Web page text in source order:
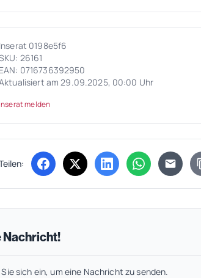
Inserat 0198e5f6
26161
EAN: 0716736392950
am 29.09.2025, 00:00 Uhr
Inserat melden
(öffnet in neuem Tab)
(öffnet in neuem Tab)
(öffnet in neuem
(öffnet in
Nachricht!
sich ein, um eine Nachricht zu senden.